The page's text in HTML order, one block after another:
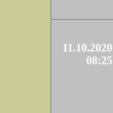
11.10.2020
08:25